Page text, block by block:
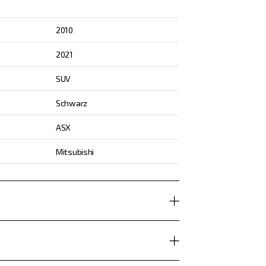
2010
2021
SUV
Schwarz
ASX
Mitsubishi